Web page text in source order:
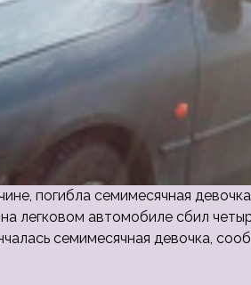
погибла семимесячная
легковом автомобиле сбил
семимесячная девочка,